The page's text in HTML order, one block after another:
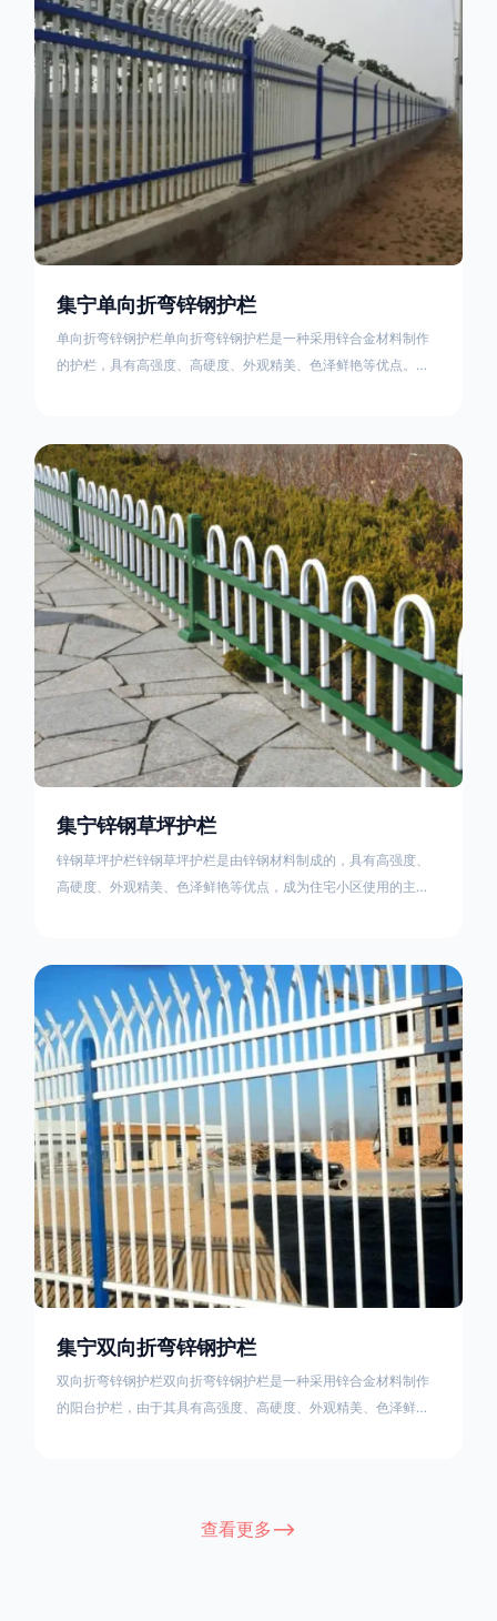
集宁单向折弯锌钢护栏
单向折弯锌钢护栏单向折弯锌钢护栏是一种采用锌合金材料制作
的护栏，具有高强度、高硬度、外观精美、色泽鲜艳等优点。该
再加上防盗垫圈，这样能够避免护栏被人轻易拆卸；适合于大批
量生产，能够很好的与自然相融合。单向折弯锌钢护栏可以用于
住宅小区、工厂院校、道路交通等场所。该产品具有高强度、高
硬度、外观
集宁锌钢草坪护栏
锌钢草坪护栏锌钢草坪护栏是由锌钢材料制成的，具有高强度、
高硬度、外观精美、色泽鲜艳等优点，成为住宅小区使用的主流
的使用方法主要是应用在人员行走的边界处，这就需要锌钢草坪
护栏产品的表面设计较为圆滑，减少人员不小心碰触锌钢草坪护
栏产品的伤害值。在安装前，土木建筑为砖砌或混凝土浇筑奠定
了的基础
集宁双向折弯锌钢护栏
双向折弯锌钢护栏双向折弯锌钢护栏是一种采用锌合金材料制作
的阳台护栏，由于其具有高强度、高硬度、外观精美、色泽鲜艳
或者咨询厂家客服以获取更准确的信息。
查看更多-->